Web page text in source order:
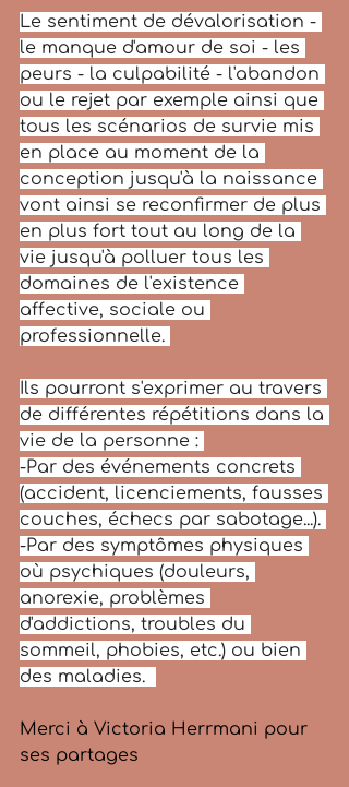
Le sentiment de dévalorisation -
le manque d'amour de soi - les
peurs - la culpabilité - l'abandon
ou le rejet par exemple ainsi que
tous les scénarios de survie mis
en place au moment de la
conception jusqu'à la naissance
vont ainsi se reconfirmer de plus
en plus fort tout au long de la
vie jusqu'à polluer tous les
domaines de l'existence
affective, sociale ou
professionnelle.
Ils pourront s'exprimer au travers
de différentes répétitions dans la
vie de la personne :
-Par des événements concrets
(accident, licenciements, fausses
couches, échecs par sabotage...).
-Par des symptômes physiques
où psychiques (douleurs,
anorexie, problèmes
d'addictions, troubles du
sommeil, phobies, etc.) ou bien
des maladies.
Merci à Victoria Herrmani pour
ses partages